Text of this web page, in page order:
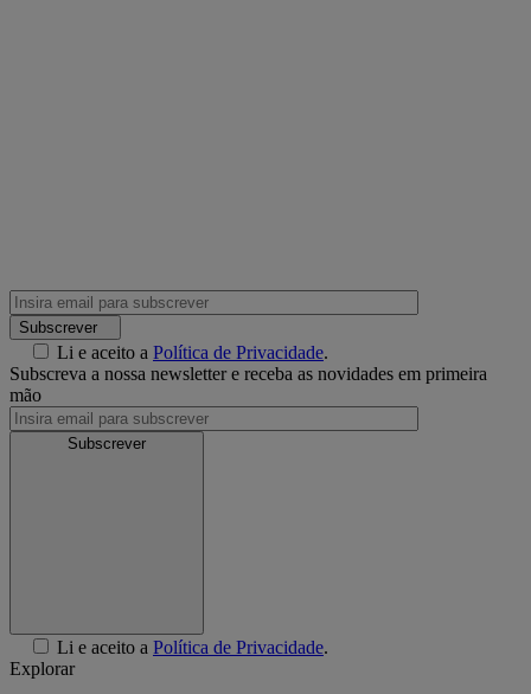
Subscrever
Li e aceito a Política de Privacidade.
Subscreva a nossa newsletter e receba as novidades em primeira
mão
Subscrever
Li e aceito a Política de Privacidade.
Explorar